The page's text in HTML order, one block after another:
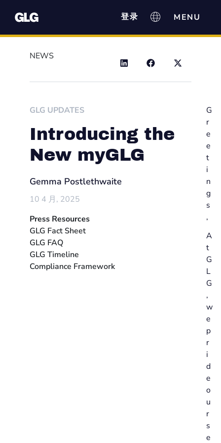
登录
NEWS
GLG UPDATES
Introducing the
New myGLG
Gemma Postlethwaite
10 4 月, 2025
Press Resources
GLG Fact Sheet
GLG FAQ
GLG Timeline
Compliance Framework
G
r
e
e
t
i
n
g
s
,
A
t
G
L
G
,
w
e
p
r
i
d
e
o
u
r
s
e